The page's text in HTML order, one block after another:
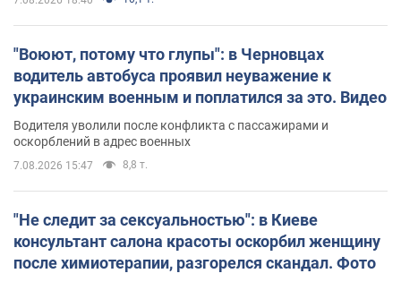
"Воюют, потому что глупы": в Черновцах
водитель автобуса проявил неуважение к
украинским военным и поплатился за это. Видео
Водителя уволили после конфликта с пассажирами и
оскорблений в адрес военных
7.08.2026 15:47 8,8 т.
"Не следит за сексуальностью": в Киеве
консультант салона красоты оскорбил женщину
после химиотерапии, разгорелся скандал. Фото